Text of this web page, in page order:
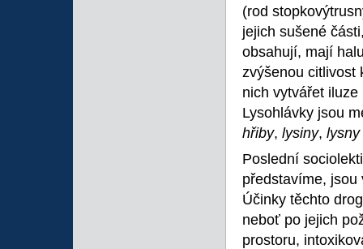
(rod
jejich sušené
obsahují, mají
zvýšenou citlivost
nich vytvářet
Lysohlávky jsou
hřiby, lysiny, lysny
Poslední
představíme,
Účinky těchto
neboť po jejich
prostoru,